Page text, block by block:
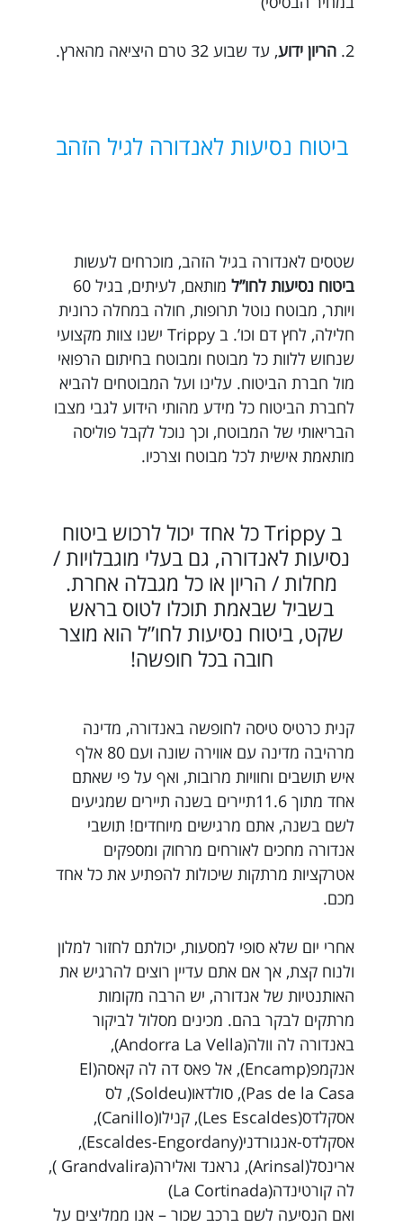
2. הריון ידוע, עד שבוע 32 טרם היציאה מהארץ.
ביטוח נסיעות לאנדורה לגיל הזהב
שטסים לאנדורה בגיל הזהב, מוכרחים לעשות
ביטוח נסיעות לחו”ל
מותאם, לעיתים, בגיל 60
ויותר, מבוטח נוטל תרופות, חולה במחלה כרונית
חלילה, לחץ דם וכו’. ב Trippy ישנו צוות מקצועי
שנחוש ללוות כל מבוטח ומבוטח בחיתום הרפואי
מול חברת הביטוח. עלינו ועל המבוטחים להביא
לחברת הביטוח כל מידע מהותי הידוע לגבי מצבו
הבריאותי של המבוטח, וכך נוכל לקבל פוליסה
מותאמת אישית לכל מבוטח וצרכיו.
ב Trippy כל אחד יכול לרכוש ביטוח
נסיעות לאנדורה, גם בעלי מוגבלויות /
מחלות / הריון או כל מגבלה אחרת.
בשביל שבאמת תוכלו לטוס בראש
שקט, ביטוח נסיעות לחו”ל הוא מוצר
חובה בכל חופשה!
קנית כרטיס טיסה לחופשה באנדורה, מדינה
מרהיבה מדינה עם אווירה שונה ועם 80 אלף
איש תושבים וחוויות מרובות, ואף על פי שאתם
אחד מתוך 11.6תיירים בשנה תיירים שמגיעים
לשם בשנה, אתם מרגישים מיוחדים! תושבי
אנדורה מחכים לאורחים מרחוק ומספקים
אטרקציות מרתקות שיכולות להפתיע את כל אחד
מכם.
אחרי יום שלא סופי למסעות, יכולתם לחזור למלון
ולנוח קצת, אך אם אתם עדיין רוצים להרגיש את
האותנטיות של אנדורה, יש הרבה מקומות
מרתקים לבקר בהם. מכינים מסלול לביקור
באנדורה לה וולה(Andorra La Vella),
אנקמפ(Encamp), אל פאס דה לה קאסה(El
Pas de la Casa), סולדאו(Soldeu), לס
אסקלדס(Les Escaldes), קנילו(Canillo),
אסקלדס-אנגורדני(Escaldes-Engordany),
ארינסל(Arinsal), גראנד ואלירה(Grandvalira ),
לה קורטינדה(La Cortinada)
ואם הנסיעה לשם ברכב שכור – אנו ממליצים על